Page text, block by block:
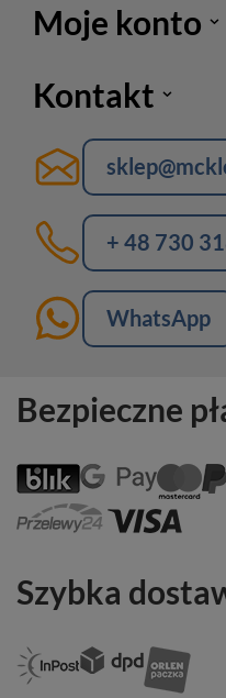
Moje konto
Kontakt
+ 48 730
WhatsApp
Bezpieczne
Szybka